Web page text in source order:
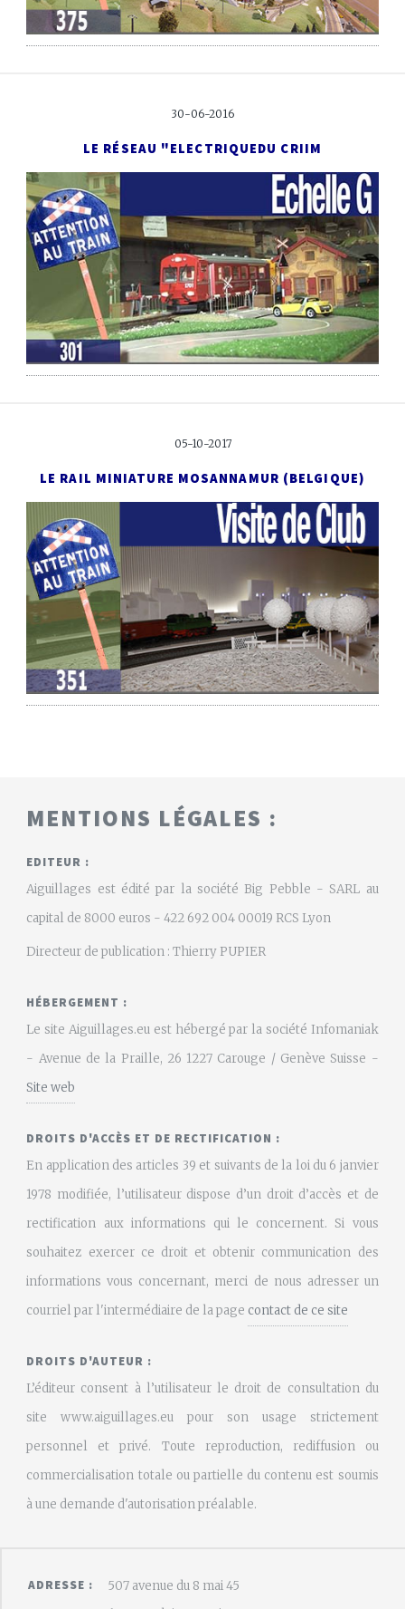
30-06-2016
LE RÉSEAU "ELECTRIQUEDU CRIIM
05-10-2017
LE RAIL MINIATURE MOSANNAMUR (BELGIQUE)
MENTIONS LÉGALES :
EDITEUR :
Aiguillages est édité par la société Big Pebble - SARL au
capital de 8000 euros - 422 692 004 00019 RCS Lyon
Directeur de publication : Thierry PUPIER
HÉBERGEMENT :
Le site Aiguillages.eu est hébergé par la société Infomaniak
- Avenue de la Praille, 26 1227 Carouge / Genève Suisse -
Site web
DROITS D'ACCÈS ET DE RECTIFICATION :
En application des articles 39 et suivants de la loi du 6 janvier
1978 modifiée, l’utilisateur dispose d’un droit d’accès et de
rectification aux informations qui le concernent. Si vous
souhaitez exercer ce droit et obtenir communication des
informations vous concernant, merci de nous adresser un
courriel par l'intermédiaire de la page contact de ce site
DROITS D'AUTEUR :
L’éditeur consent à l’utilisateur le droit de consultation du
site www.aiguillages.eu pour son usage strictement
personnel et privé. Toute reproduction, rediffusion ou
commercialisation totale ou partielle du contenu est soumis
à une demande d'autorisation préalable.
ADRESSE :
507 avenue du 8 mai 45